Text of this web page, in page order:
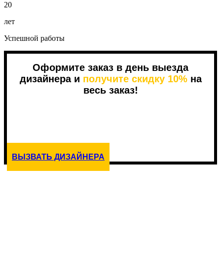
20
лет
Успешной работы
Оформите заказ в день выезда
дизайнера и получите скидку 10%на
весь заказ!
ВЫЗВАТЬ ДИЗАЙНЕРА